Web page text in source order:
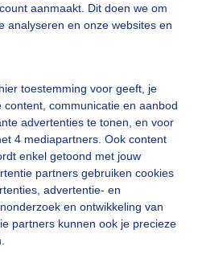
aanmaakt. Dit doen we om
analyseren en onze websites en
toestemming voor geeft, je
communicatie en aanbod
advertenties te tonen, en voor
4 mediapartners. Ook content
enkel getoond met jouw
partners gebruiken cookies
advertentie- en
en ontwikkeling van
partners kunnen ook je precieze
geduld aub...